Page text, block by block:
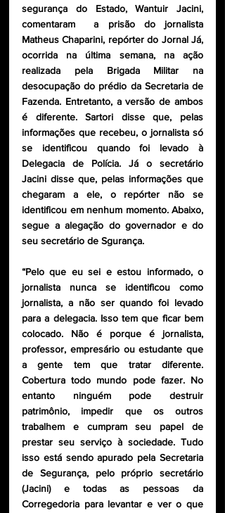
segurança do Estado, Wantuir Jacini,
comentaram  a prisão do jornalista
Matheus Chaparini, repórter do Jornal Já,
ocorrida na última semana, na ação
realizada pela Brigada Militar na
desocupação do prédio da Secretaria de
Fazenda. Entretanto, a versão de ambos
é diferente. Sartori disse que, pelas
informações que recebeu, o jornalista só
se identificou quando foi levado à
Delegacia de Polícia. Já o secretário
Jacini disse que, pelas informações que
chegaram a ele, o repórter não se
identificou em nenhum momento. Abaixo,
segue a alegação do governador e do
seu secretário de Sgurança.
“Pelo que eu sei e estou informado, o
jornalista nunca se identificou como
jornalista, a não ser quando foi levado
para a delegacia. Isso tem que ficar bem
colocado. Não é porque é jornalista,
professor, empresário ou estudante que
a gente tem que tratar diferente.
Cobertura todo mundo pode fazer. No
entanto ninguém pode destruir
patrimônio, impedir que os outros
trabalhem e cumpram seu papel de
prestar seu serviço à sociedade. Tudo
isso está sendo apurado pela Secretaria
de Segurança, pelo próprio secretário
(Jacini) e todas as pessoas da
Corregedoria para levantar e ver o que